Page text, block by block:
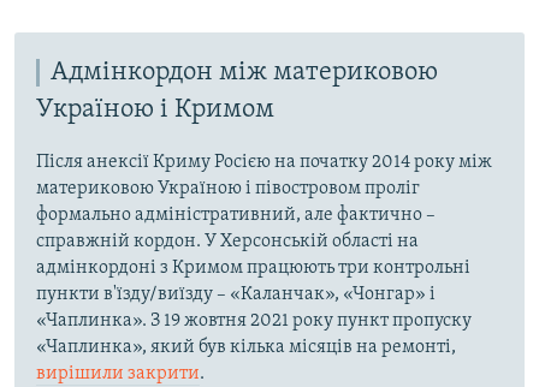
Адмінкордон між материковою
Україною і Кримом
Після анексії Криму Росією на початку 2014 року між
материковою Україною і півостровом проліг
формально адміністративний, але фактично –
справжній кордон. У Херсонській області на
адмінкордоні з Кримом працюють три контрольні
пункти в'їзду/виїзду – «Каланчак», «Чонгар» і
«Чаплинка». З 19 жовтня 2021 року пункт пропуску
«Чаплинка», який був кілька місяців на ремонті,
вирішили закрити.